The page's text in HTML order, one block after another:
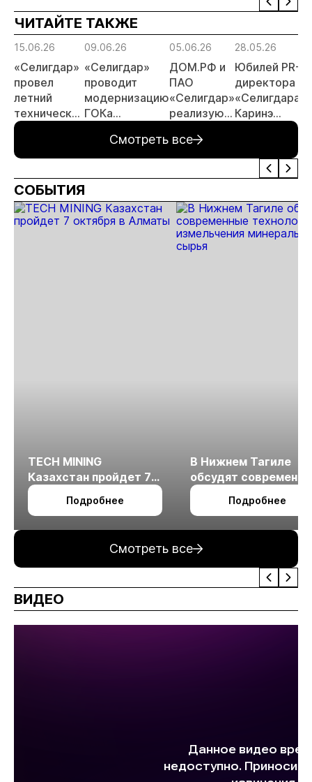
отраслевые
риски и
прогнозы для
МСБ
ЧИТАЙТЕ ТАКЖЕ
15.06.26
«Селигдар»
провел
летний
технический
совет
09.06.26
«Селигдар»
проводит
модернизацию
ГОКа
Якутии
05.06.26
ДОМ.РФ и
ПАО
«Селигдар»
реализуют
пилотный
проект
арендного
28.05.26
Юбилей PR-
директора
«Селигдара»
Каринэ
Смотреть все
СОБЫТИЯ
TECH MINING
Казахстан пройдет 7
октября в Алматы
Подробнее
В Нижнем Тагиле
обсудят
технологии
измельчения
Подробнее
Смотреть все
ВИДЕО